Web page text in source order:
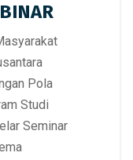
Pola
Studi
Seminar